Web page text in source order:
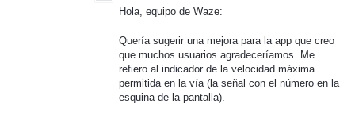
Hola, equipo de Waze:
Quería sugerir una mejora para la app que creo
que muchos usuarios agradeceríamos. Me
refiero al indicador de la velocidad máxima
permitida en la vía (la señal con el número en la
esquina de la pantalla).